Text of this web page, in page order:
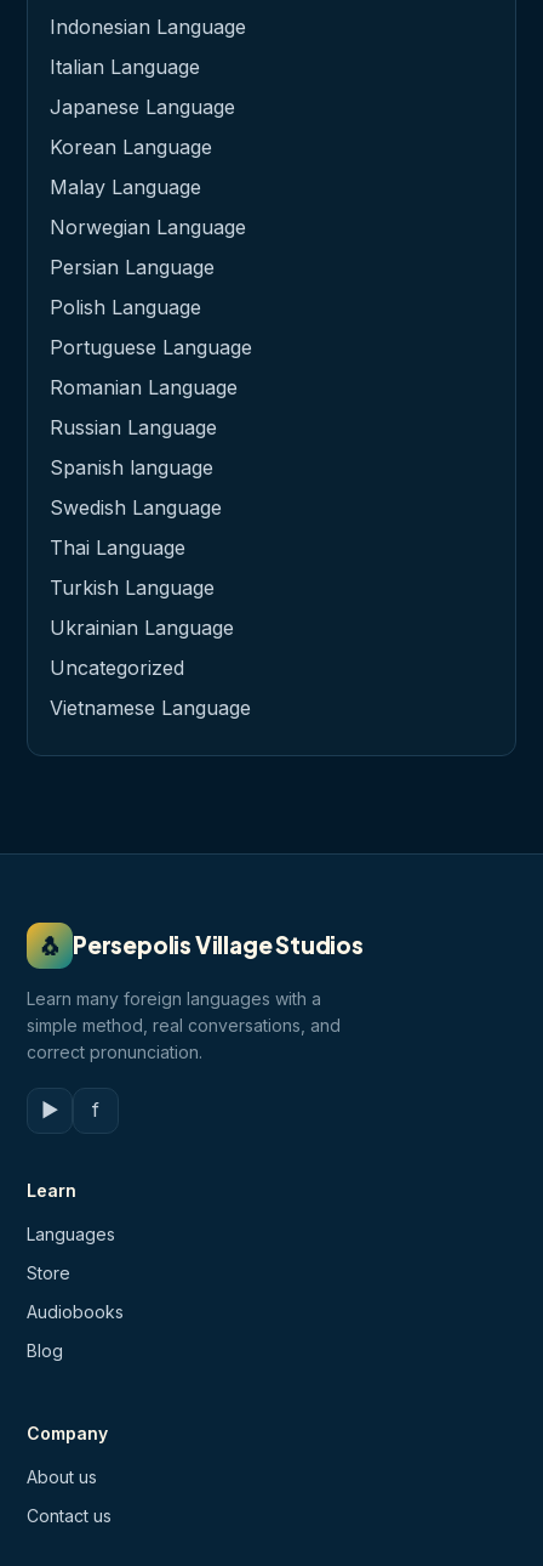
Indonesian Language
Italian Language
Japanese Language
Korean Language
Malay Language
Norwegian Language
Persian Language
Polish Language
Portuguese Language
Romanian Language
Russian Language
Spanish language
Swedish Language
Thai Language
Turkish Language
Ukrainian Language
Uncategorized
Vietnamese Language
🐧 Persepolis Village Studios
Learn many foreign languages with a
simple method, real conversations, and
correct pronunciation.
▶ f
Learn
Languages
Store
Audiobooks
Blog
Company
About us
Contact us